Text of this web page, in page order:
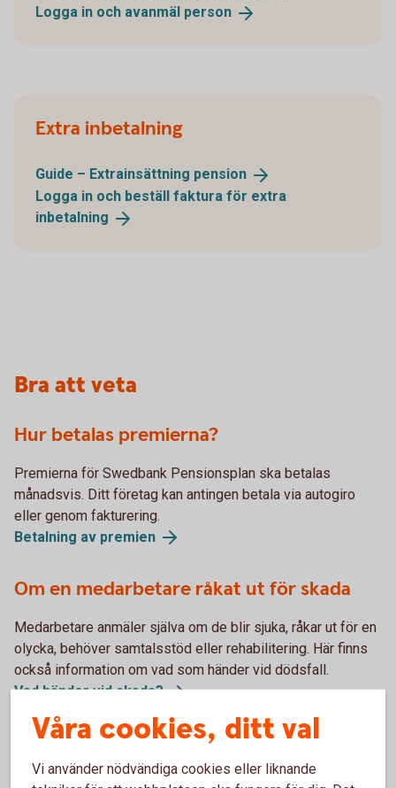
Logga in och avanmäl person
Extra inbetalning
Guide – Extrainsättning pension
Logga in och beställ faktura för extra
inbetalning
Bra att veta
Hur betalas premierna?
Premierna för Swedbank Pensionsplan ska betalas
månadsvis. Ditt företag kan antingen betala via autogiro
eller genom fakturering.
Betalning av premien
Om en medarbetare råkat ut för skada
Medarbetare anmäler själva om de blir sjuka, råkar ut för en
olycka, behöver samtalsstöd eller rehabilitering. Här finns
också information om vad som händer vid dödsfall.
Vad händer vidskada?
Skatteregler för försäkringarna i
Swedbank pensionsplan
Våra cookies, ditt val
Vi använder nödvändiga cookies eller liknande